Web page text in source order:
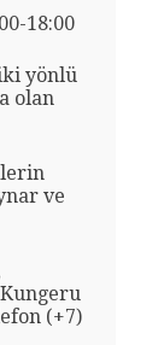
18:00
yönlü
olan
ve
(+7)